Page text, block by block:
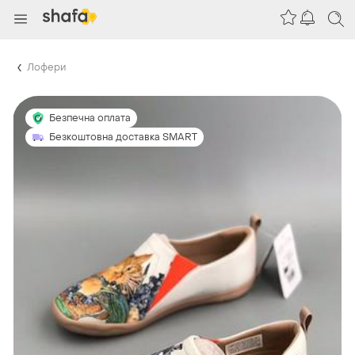
Лофери
Безпечна оплата
Безкоштовна доставка SMART